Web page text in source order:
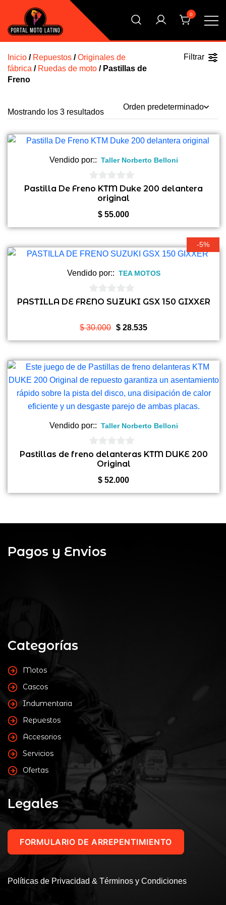
contenido
Argentina
El Primer Shopping Multi Comercios de la Moto Online
0
Filtrar
Inicio / Repuestos /Originales de
fábrica / Ruedas de moto / Pastillas de
Freno
Mostrando los 3 resultados
Vendido por:: Taller Norberto Belloni
0
Pastilla De Freno KTM Duke 200 delantera
original
$ 55.000
-5%
Vendido por:: TEA MOTOS
0
5
PASTILLA DE FRENO SUZUKI GSX 150 GIXXER
$30.000 El
precio
era:
$ 30.000.
$ 28.535El
precio
es:
$ 28.535.
Vendido por:: Taller Norberto Belloni
0
Pastillas de freno delanteras KTM DUKE 200
Original
$ 52.000
Pagos y Envios
Categorías
Motos
Cascos
Indumentaria
Repuestos
Accesorios
Servicios
Ofertas
Legales
FORMULARIO DE ARREPENTIMIENTO
Políticas de Privacidad & Términos y Condiciones